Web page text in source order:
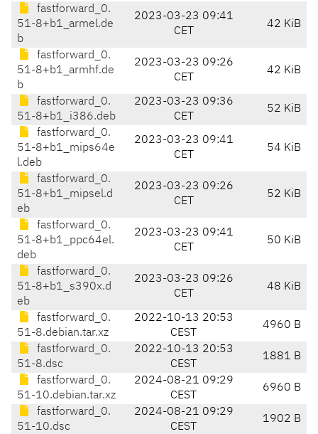
fastforward_0.
51-8+b1_armel.de
b
2023-03-23 09:41
CET
42 KiB
fastforward_0.
51-8+b1_armhf.de
b
2023-03-23 09:26
CET
42 KiB
fastforward_0.
51-8+b1_i386.deb
2023-03-23 09:36
CET
52 KiB
fastforward_0.
51-8+b1_mips64e
l.deb
2023-03-23 09:41
CET
54 KiB
fastforward_0.
51-8+b1_mipsel.d
eb
2023-03-23 09:26
CET
52 KiB
fastforward_0.
51-8+b1_ppc64el.
deb
2023-03-23 09:41
CET
50 KiB
fastforward_0.
51-8+b1_s390x.d
eb
2023-03-23 09:26
CET
48 KiB
fastforward_0.
51-8.debian.tar.xz
2022-10-13 20:53
CEST
4960 B
fastforward_0.
51-8.dsc
2022-10-13 20:53
CEST
1881 B
fastforward_0.
51-10.debian.tar.xz
2024-08-21 09:29
CEST
6960 B
fastforward_0.
51-10.dsc
2024-08-21 09:29
CEST
1902 B